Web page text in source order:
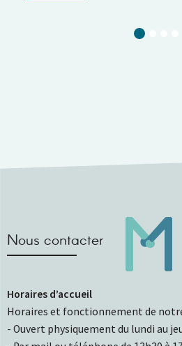
Current
Nous contacter
Horaires d’accueil
Horaires et fonctionnement de
- Ouvert physiquement du lundi au